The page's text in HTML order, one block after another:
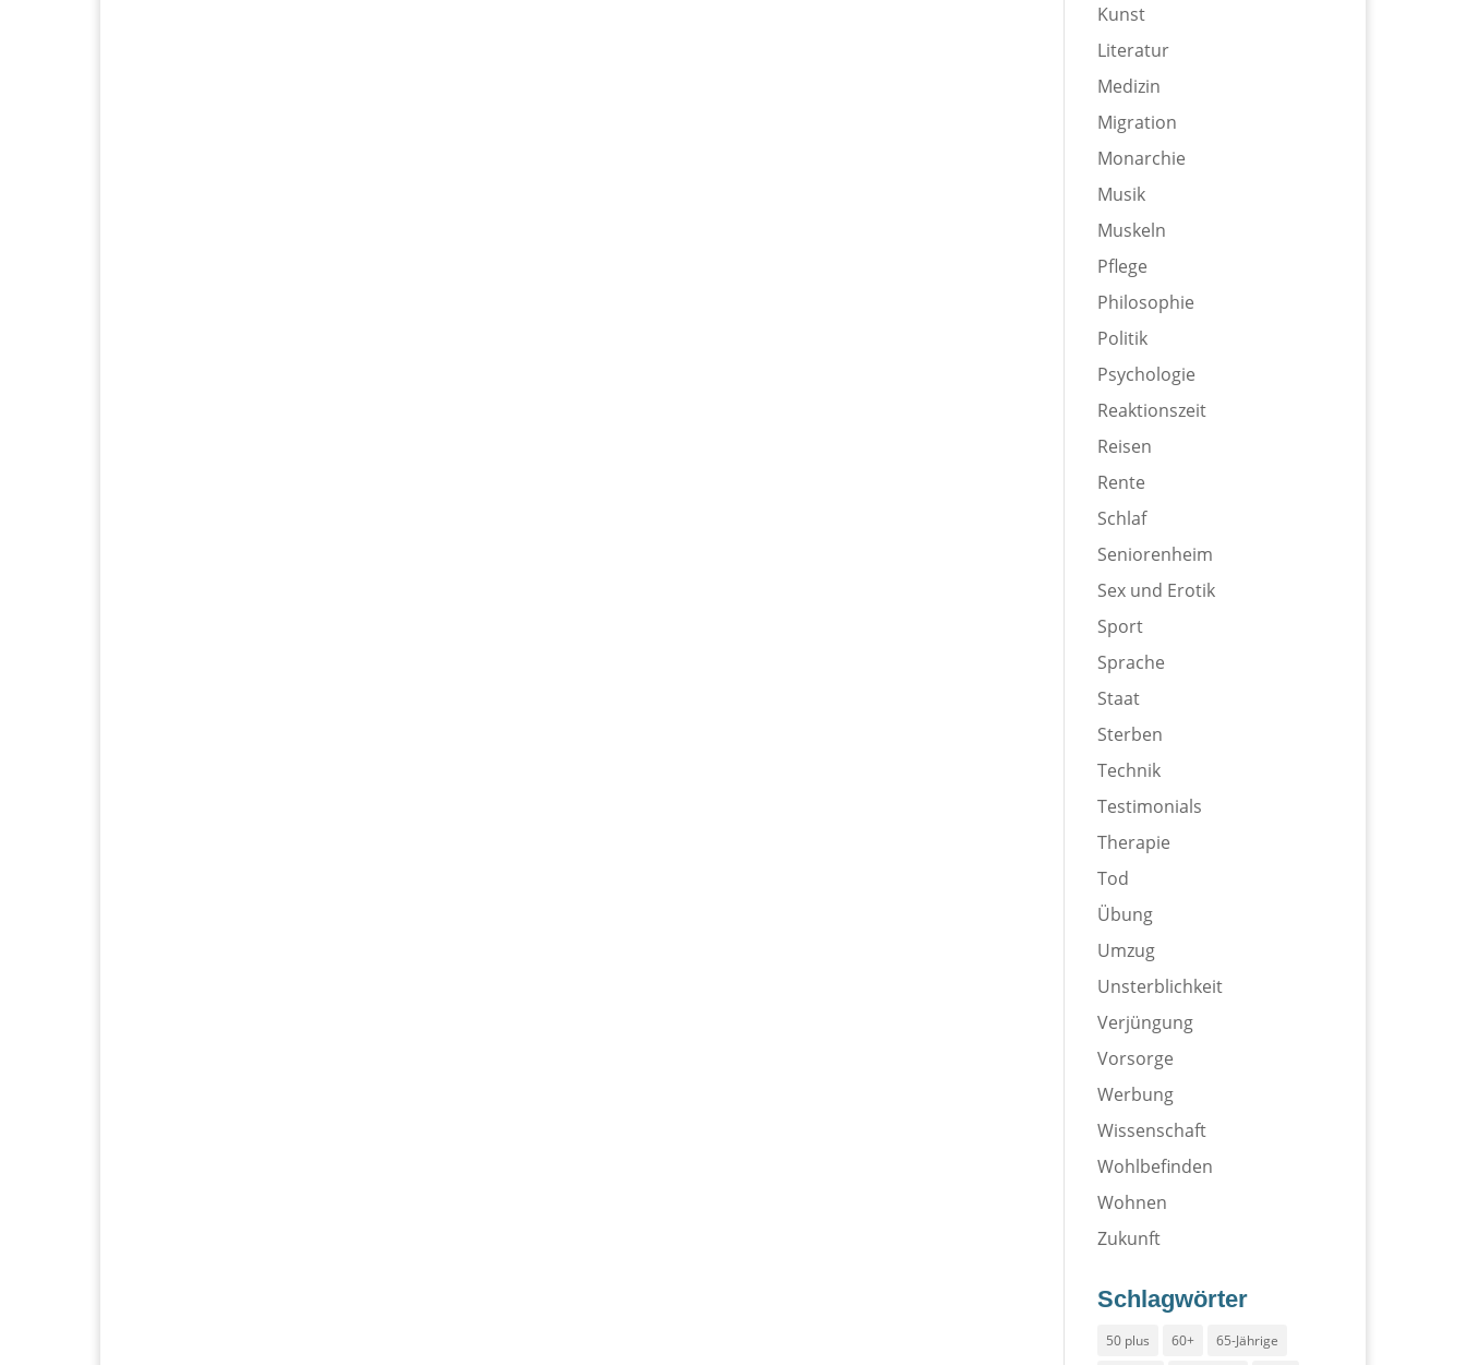
Kunst
Literatur
Medizin
Migration
Monarchie
Musik
Muskeln
Pflege
Philosophie
Politik
Psychologie
Reaktionszeit
Reisen
Rente
Schlaf
Seniorenheim
Sex und Erotik
Sport
Sprache
Staat
Sterben
Technik
Testimonials
Therapie
Tod
Übung
Umzug
Unsterblichkeit
Verjüngung
Vorsorge
Werbung
Wissenschaft
Wohlbefinden
Wohnen
Zukunft
Schlagwörter
50 plus 60+
65-Jährige